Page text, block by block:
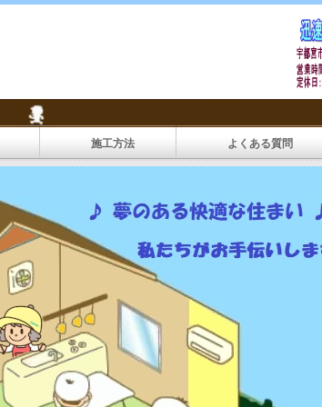
施工方法 よくある質問